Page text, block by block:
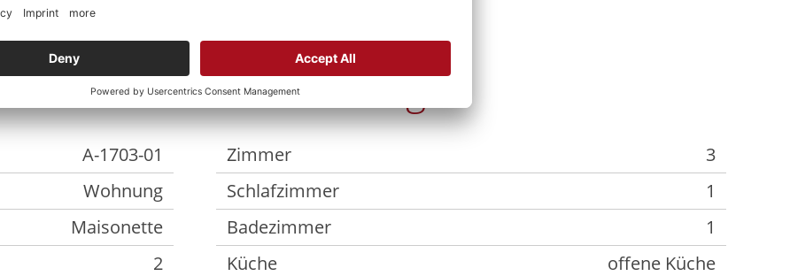
A-1703-01
Wohnung
Maisonette
2
Ausstattung
Zimmer
3
Schlafzimmer
1
Badezimmer
1
Küche
offene Küche